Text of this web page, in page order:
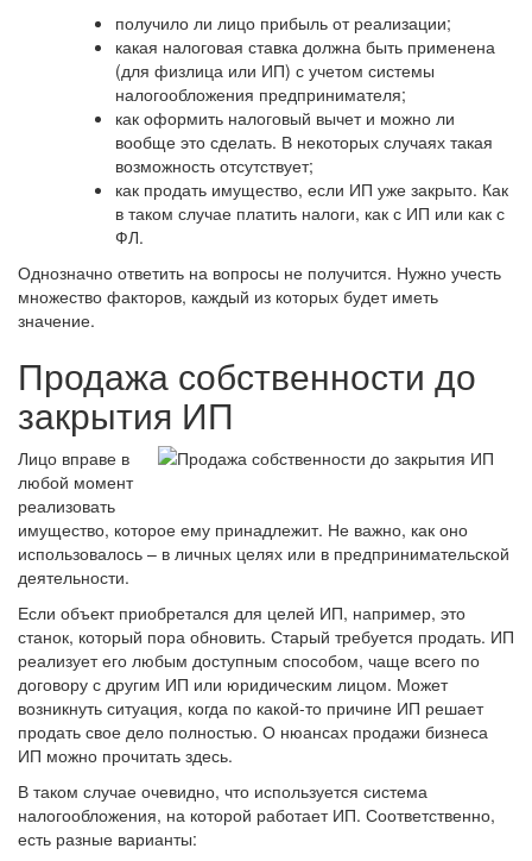
получило ли лицо прибыль от реализации;
какая налоговая ставка должна быть применена
(для физлица или ИП) с учетом системы
налогообложения предпринимателя;
как оформить налоговый вычет и можно ли
вообще это сделать. В некоторых случаях такая
возможность отсутствует;
как продать имущество, если ИП уже закрыто. Как
в таком случае платить налоги, как с ИП или как с
ФЛ.
Однозначно ответить на вопросы не получится. Нужно учесть
множество факторов, каждый из которых будет иметь
значение.
Продажа собственности до
закрытия ИП
Лицо вправе в
любой момент
реализовать
имущество, которое ему принадлежит. Не важно, как оно
использовалось – в личных целях или в предпринимательской
деятельности.
Если объект приобретался для целей ИП, например, это
станок, который пора обновить. Старый требуется продать. ИП
реализует его любым доступным способом, чаще всего по
договору с другим ИП или юридическим лицом. Может
возникнуть ситуация, когда по какой-то причине ИП решает
продать свое дело полностью. О нюансах продажи бизнеса
ИП можно прочитать здесь.
В таком случае очевидно, что используется система
налогообложения, на которой работает ИП. Соответственно,
есть разные варианты: